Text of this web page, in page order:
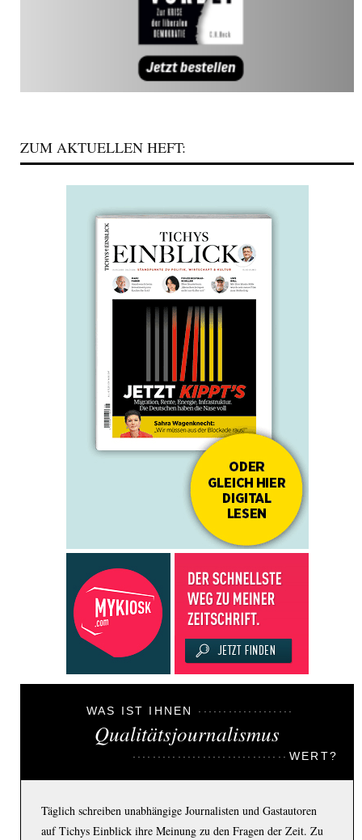
ZUM AKTUELLEN HEFT:
WAS IST IHNEN
Qualitätsjournalismus
WERT?
Täglich schreiben unabhängige Journalisten und Gastautoren
auf Tichys Einblick ihre Meinung zu den Fragen der Zeit. Zu